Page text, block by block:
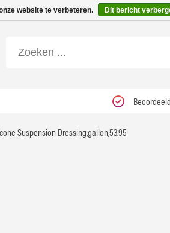
Carfume met kortingscode
Suspension Dressing,gallon,53.95
website te verbeteren. Dit bericht